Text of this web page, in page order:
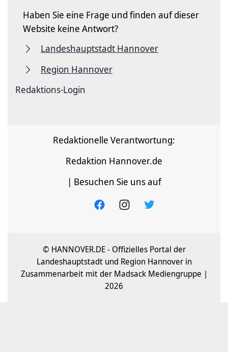
Haben Sie eine Frage und finden auf dieser
Website keine Antwort?
Landeshauptstadt Hannover
Region Hannover
Redaktions-Login
Redaktionelle Verantwortung:
Redaktion Hannover.de
| Besuchen Sie uns auf
© HANNOVER.DE - Offizielles Portal der
Landeshauptstadt und Region Hannover in
Zusammenarbeit mit der Madsack Mediengruppe |
2026